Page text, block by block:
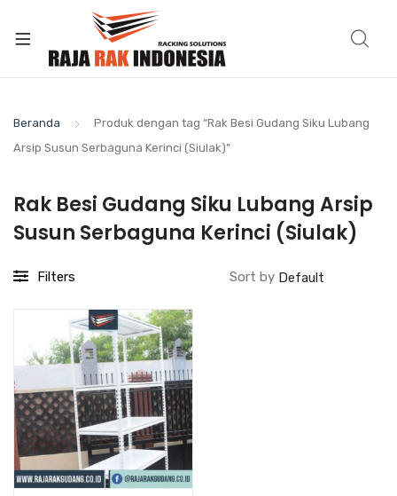
Beranda
Produk dengan tag “Rak Besi Gudang Siku Lubang
Arsip Susun Serbaguna Kerinci (Siulak)”
Rak Besi Gudang Siku Lubang Arsip
Susun Serbaguna Kerinci (Siulak)
Filters Sort by